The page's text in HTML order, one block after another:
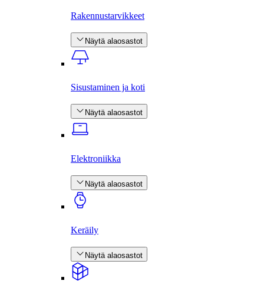
Rakennus­tarvikkeet
Näytä alaosastot
Sisustaminen ja koti
Näytä alaosastot
Elektroniikka
Näytä alaosastot
Keräily
Näytä alaosastot